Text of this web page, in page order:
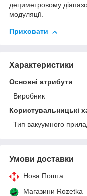
дециметровому
модуляції.
Приховати
Характеристики
Основні атрибути
Виробник
Користувальницькі
Тип вакуумного
Умови доставки
Нова Пошта
Магазини Rozetka